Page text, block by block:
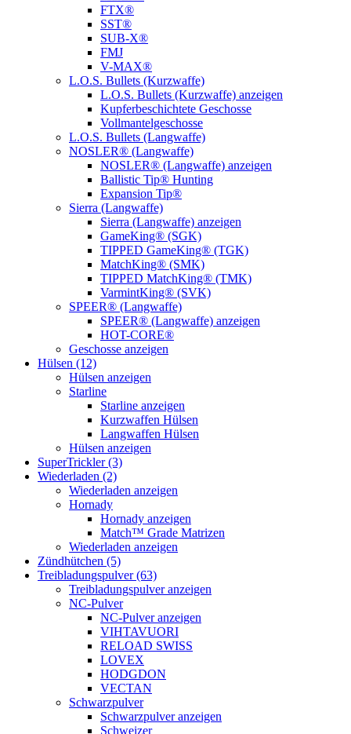
FTX®
SST®
SUB-X®
FMJ
V-MAX®
L.O.S. Bullets (Kurzwaffe)
L.O.S. Bullets (Kurzwaffe) anzeigen
Kupferbeschichtete Geschosse
Vollmantelgeschosse
L.O.S. Bullets (Langwaffe)
NOSLER® (Langwaffe)
NOSLER® (Langwaffe) anzeigen
Ballistic Tip® Hunting
Expansion Tip®
Sierra (Langwaffe)
Sierra (Langwaffe) anzeigen
GameKing® (SGK)
TIPPED GameKing® (TGK)
MatchKing® (SMK)
TIPPED MatchKing® (TMK)
VarmintKing® (SVK)
SPEER® (Langwaffe)
SPEER® (Langwaffe) anzeigen
HOT-CORE®
Geschosse anzeigen
Hülsen (12)
Hülsen anzeigen
Starline
Starline anzeigen
Kurzwaffen Hülsen
Langwaffen Hülsen
Hülsen anzeigen
SuperTrickler (3)
Wiederladen (2)
Wiederladen anzeigen
Hornady
Hornady anzeigen
Match™ Grade Matrizen
Wiederladen anzeigen
Zündhütchen (5)
Treibladungspulver (63)
Treibladungspulver anzeigen
NC-Pulver
NC-Pulver anzeigen
VIHTAVUORI
RELOAD SWISS
LOVEX
HODGDON
VECTAN
Schwarzpulver
Schwarzpulver anzeigen
Schweizer